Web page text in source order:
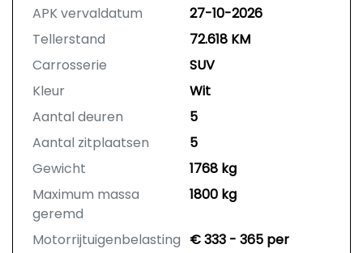
APK vervaldatum
27-10-2026
Tellerstand
72.618 KM
Carrosserie
SUV
Kleur
Wit
Aantal deuren
5
Aantal zitplaatsen
5
Gewicht
1768 kg
Maximum massa
geremd
1800 kg
Motorrijtuigenbelasting € 333 - 365 per